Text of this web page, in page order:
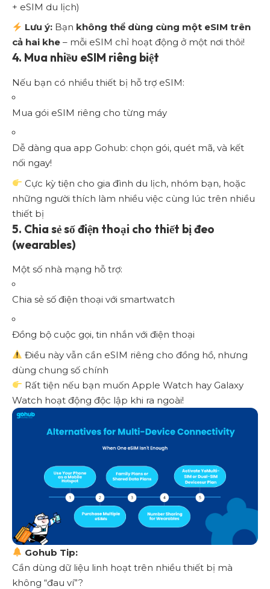
+ eSIM du lịch)
Lưu ý: Bạn không thể dùng cùng một eSIM trên
cả hai khe – mỗi eSIM chỉ hoạt động ở một nơi thôi!
4. Mua nhiều eSIM riêng biệt
Nếu bạn có nhiều thiết bị hỗ trợ eSIM:
Mua gói eSIM riêng cho từng máy
Dễ dàng qua app Gohub: chọn gói, quét mã, và kết
nối ngay!
Cực kỳ tiện cho gia đình du lịch, nhóm bạn, hoặc
những người thích làm nhiều việc cùng lúc trên nhiều
thiết bị
5. Chia sẻ số điện thoại cho thiết bị đeo
(wearables)
Một số nhà mạng hỗ trợ:
Chia sẻ số điện thoại với smartwatch
Đồng bộ cuộc gọi, tin nhắn với điện thoại
Điều này vẫn cần eSIM riêng cho đồng hồ, nhưng
dùng chung số chính
Rất tiện nếu bạn muốn Apple Watch hay Galaxy
Watch hoạt động độc lập khi ra ngoài!
Gohub Tip:
Cần dùng dữ liệu linh hoạt trên nhiều thiết bị mà
không “đau ví”?